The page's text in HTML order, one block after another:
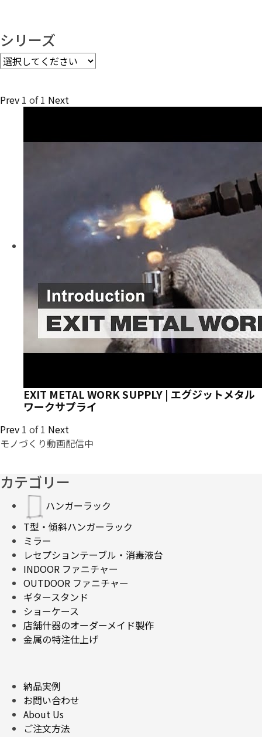
シリーズ
Prev 1 of 1 Next
EXIT METAL WORK SUPPLY | エグジットメタル
ワークサプライ
Prev 1 of 1 Next
モノづくり動画配信中
カテゴリー
ハンガーラック
T型・傾斜ハンガーラック
ミラー
レセプションテーブル・消毒液台
INDOOR ファニチャー
OUTDOOR ファニチャー
ギタースタンド
ショーケース
店舗什器のオーダーメイド製作
金属の特注仕上げ
納品実例
お問い合わせ
About Us
ご注文方法